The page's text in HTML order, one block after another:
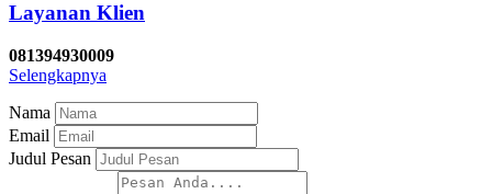
Layanan Klien
081394930009
Selengkapnya
Nama
Email
Judul Pesan